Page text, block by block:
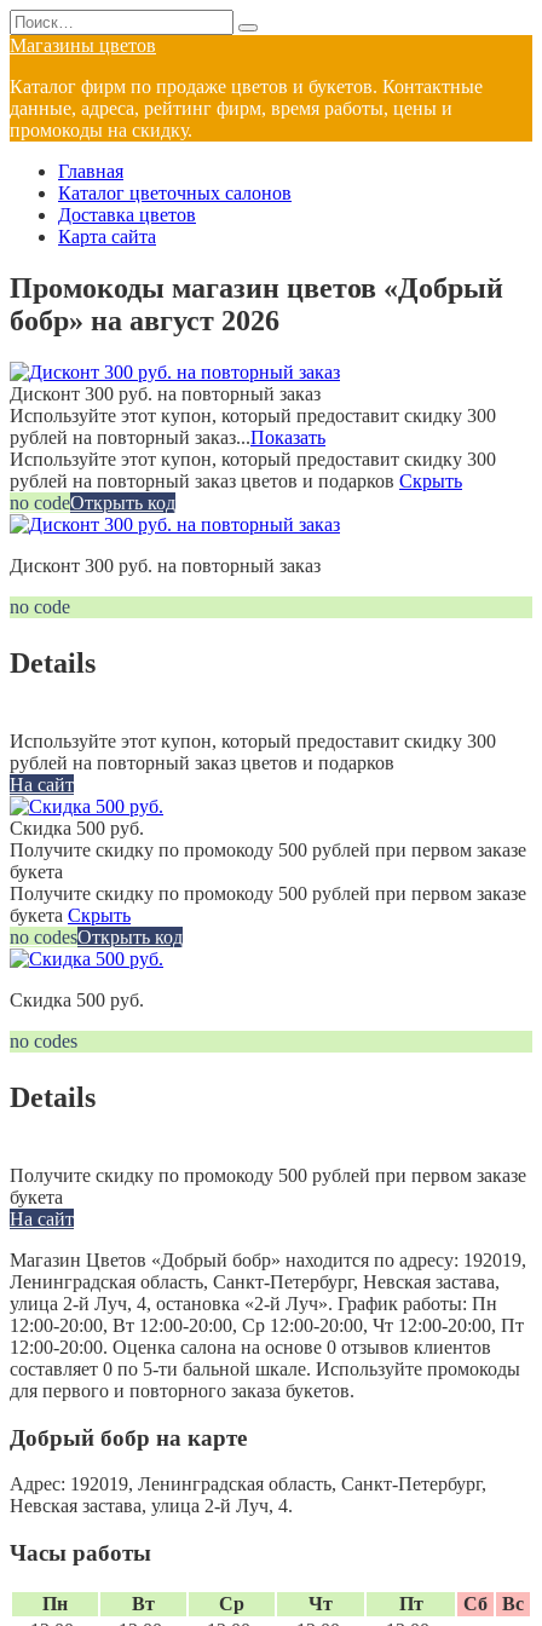
Перейти
к
содержанию
Search
for:
Магазины цветов
Каталог фирм по продаже цветов и букетов. Контактные
данные, адреса, рейтинг фирм, время работы, цены и
промокоды на скидку.
Главная
Каталог цветочных салонов
Доставка цветов
Карта сайта
Промокоды магазин цветов «Добрый
бобр» на август 2026
Дисконт 300 руб. на повторный заказ
Используйте этот купон, который предоставит скидку 300
рублей на повторный заказ...Показать
Используйте этот купон, который предоставит скидку 300
рублей на повторный заказ цветов и подарков Скрыть
no codeОткрыть код
Дисконт 300 руб. на повторный заказ
no code
Details
Используйте этот купон, который предоставит скидку 300
рублей на повторный заказ цветов и подарков
На сайт
Скидка 500 руб.
Получите скидку по промокоду 500 рублей при первом заказе
букета
Получите скидку по промокоду 500 рублей при первом заказе
букета Скрыть
no codesОткрыть код
Скидка 500 руб.
no codes
Details
Получите скидку по промокоду 500 рублей при первом заказе
букета
На сайт
Магазин Цветов «Добрый бобр» находится по адресу: 192019,
Ленинградская область, Санкт-Петербург, Невская застава,
улица 2-й Луч, 4, остановка «2-й Луч». График работы: Пн
12:00-20:00, Вт 12:00-20:00, Ср 12:00-20:00, Чт 12:00-20:00, Пт
12:00-20:00. Оценка салона на основе 0 отзывов клиентов
составляет 0 по 5-ти бальной шкале. Используйте промокоды
для первого и повторного заказа букетов.
Добрый бобр на карте
Адрес: 192019, Ленинградская область, Санкт-Петербург,
Невская застава, улица 2-й Луч, 4.
Часы работы
Пн Вт Ср Чт Пт Сб
Вс